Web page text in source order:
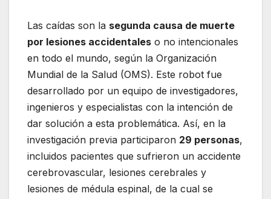
Las caídas son la segunda causa de muerte
por lesiones accidentales o no intencionales
en todo el mundo, según la Organización
Mundial de la Salud (OMS). Este robot fue
desarrollado por un equipo de investigadores,
ingenieros y especialistas con la intención de
dar solución a esta problemática. Así, en la
investigación previa participaron 29 personas,
incluidos pacientes que sufrieron un accidente
cerebrovascular, lesiones cerebrales y
lesiones de médula espinal, de la cual se